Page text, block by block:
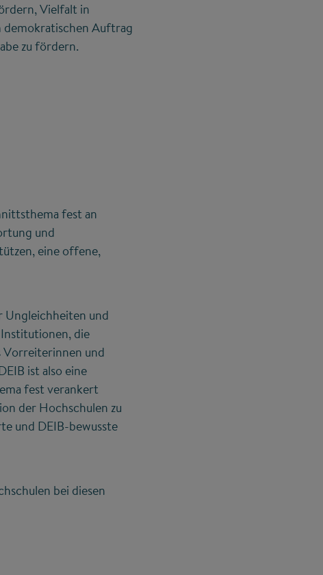
Vielfalt in
demokratischen Auftrag
zu fördern.
fest an
und
eine offene,
Ungleichheiten und
die
Vorreiterinnen und
ist also eine
fest verankert
der Hochschulen zu
und DEIB-bewusste
bei diesen